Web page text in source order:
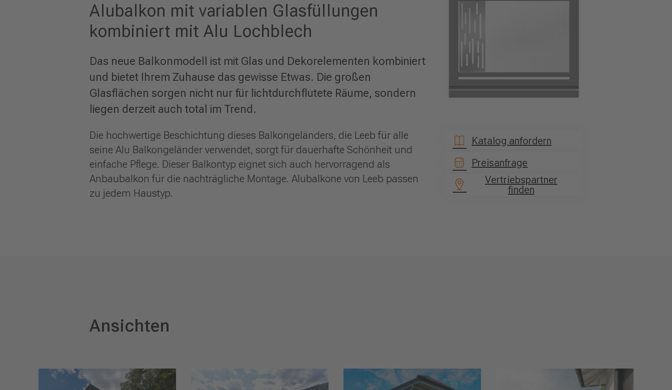
Alubalkon mit variablen Glasfüllungen
kombiniert mit Alu Lochblech
Das neue Balkonmodell ist mit Glas und Dekorelementen kombiniert
und bietet Ihrem Zuhause das gewisse Etwas. Die großen
Glasflächen sorgen nicht nur für lichtdurchflutete Räume, sondern
liegen derzeit auch total im Trend.
Die hochwertige Beschichtung dieses Balkongeländers, die Leeb für alle
seine Alu Balkongeländer verwendet, sorgt für dauerhafte Schönheit und
einfache Pflege. Dieser Balkontyp eignet sich auch hervorragend als
Anbaubalkon für die nachträgliche Montage. Alubalkone von Leeb passen
zu jedem Haustyp.
Katalog anfordern
Preisanfrage
Vertriebspartner
finden
Ansichten